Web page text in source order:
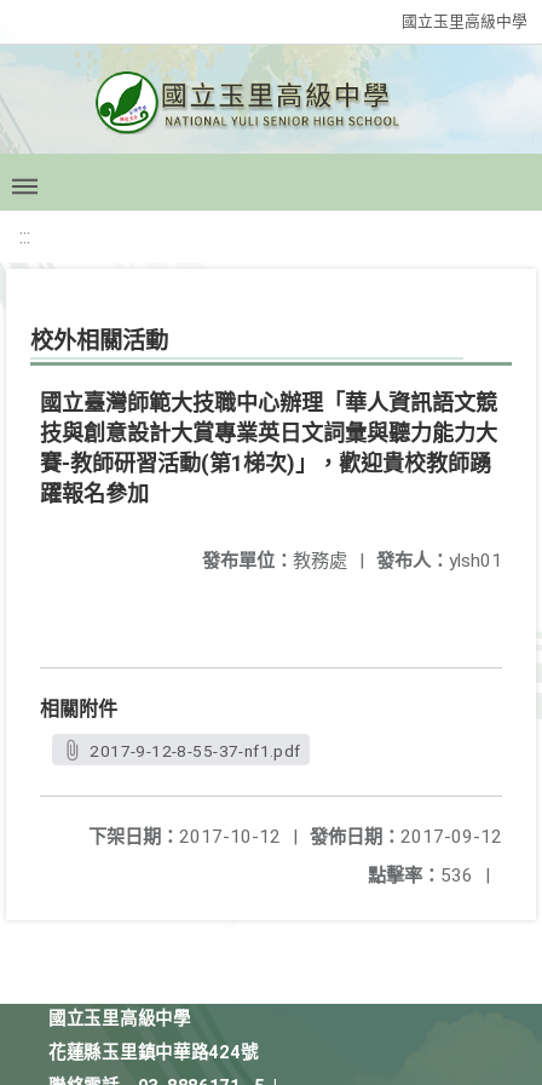
國立玉里高級中學
:::
校外相關活動
國立臺灣師範大技職中心辦理「華人資訊語文競
技與創意設計大賞專業英日文詞彙與聽力能力大
賽-教師研習活動(第1梯次)」，歡迎貴校教師踴
躍報名參加
發布人： ylsh01
發布單位： 教務處 |
相關附件
2017-9-12-8-55-37-nf1.pdf
發佈日期： 2017-09-12
下架日期： 2017-10-12
|
點擊率： 536 |
國立玉里高級中學
花蓮縣玉里鎮中華路424號